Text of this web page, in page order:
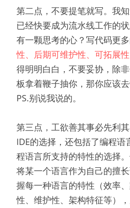
第二点，不要提笔就写。我
已经快要成为流水线工作的
有一颗思考的心？写代码更
性、后期可维护性、可拓展性
得明明白白，不要妥协，除
板拿着鞭子抽你，那你应该去
PS.别说我说的。
第三点，工欲善其事必先利
IDE的选择，还包括了编程语
程语言所支持的特性的选择
将某一个语言作为自己的擅
握每一种语言的特性（效率
性、维护性、架构特征等）